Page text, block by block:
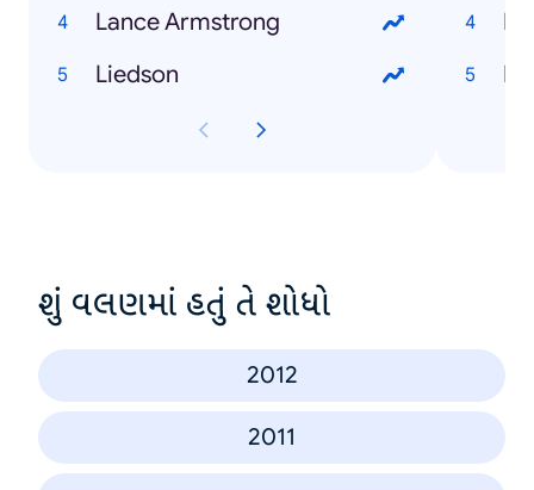
Lance Armstrong
Liedson
શું વલણમાં હતું તે શોધો
2012
2011